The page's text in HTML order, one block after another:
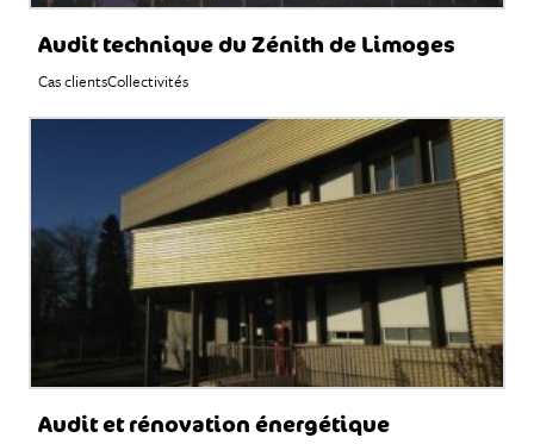
Audit technique du Zénith de Limoges
Cas clientsCollectivités
Audit et rénovation énergétique